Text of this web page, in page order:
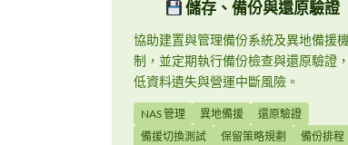
儲存、備份與還原驗證
協助建置與管理備份系統及異地備援機
制，並定期執行備份檢查與還原驗證
低資料遺失與營運中斷風險。
NAS 管理 異地備援
還原驗證
備援切換測試
保留策略規劃
備份排程